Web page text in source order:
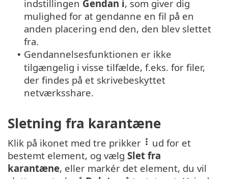
indstillingen Gendan i, som giver dig
mulighed for at gendanne en fil på en
anden placering end den, den blev slettet
fra.
• Gendannelsesfunktionen er ikke
tilgængelig i visse tilfælde, f.eks. for filer,
der findes på et skrivebeskyttet
netværksshare.
Sletning fra karantæne
Klik på ikonet med tre prikker
ud for et
bestemt element, og vælg Slet fra
karantæne, eller markér det element, du vil